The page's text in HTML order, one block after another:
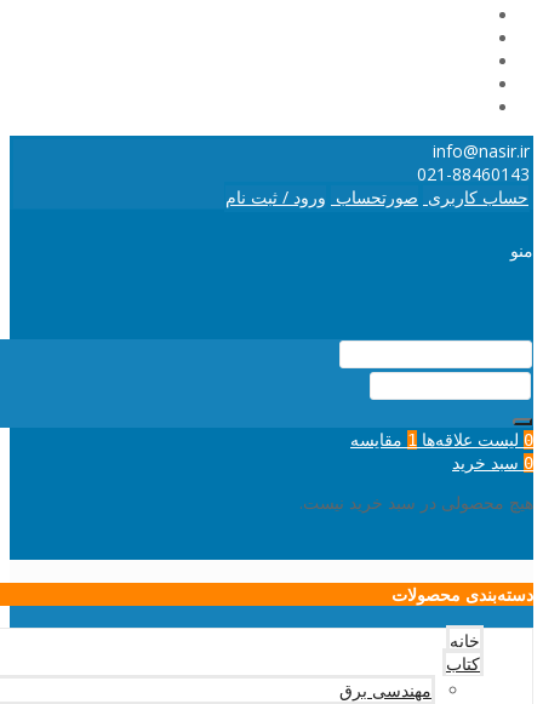
info@nasir.ir
021-88460143
حساب کاربری صورتحساب ورود / ثبت نام
منو
0 لیست علاقه‌ها 1 مقایسه
0 سبد خرید
هیچ محصولی در سبد خرید نیست.
دسته‌بندی محصولات
خانه
کتاب
مهندسی برق